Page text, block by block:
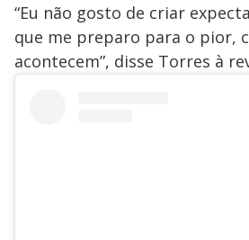
“Eu não gosto de criar
que me preparo para o pior,
acontecem”, disse Torres à